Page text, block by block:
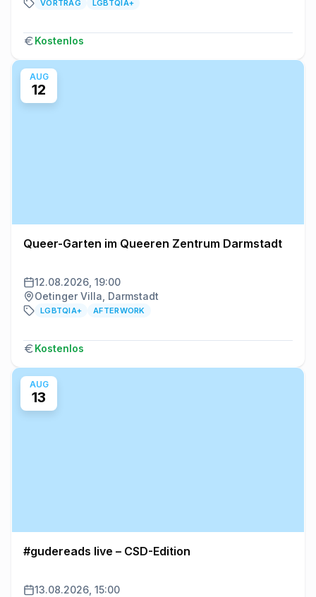
VORTRAG LGBTQIA+
Kostenlos
AUG
12
Queer-Garten im Queeren Zentrum Darmstadt
12.08.2026, 19:00
Oetinger Villa, Darmstadt
LGBTQIA+ AFTERWORK
Kostenlos
AUG
13
#gudereads live – CSD-Edition
13.08.2026, 15:00